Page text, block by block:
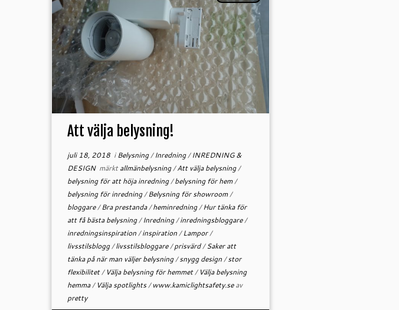
Att välja belysning!
juli 18, 2018iBelysning/Inredning/INREDNING &
DESIGN märktallmänbelysning/Att välja belysning/
belysning för att höja inredning/belysning för hem/
belysning för inredning/Belysning för showroom/
bloggare/Bra prestanda/heminredning/Hur tänka för
att få bästa belysning/Inredning/inredningsbloggare/
inredningsinspiration/inspiration/Lampor/
livsstilsblogg/livsstilsbloggare/prisvärd/Saker att
tänka på när man väljer belysning/snygg design/stor
flexibilitet/ Välja belysning för hemmet/ Välja belysning
hemma/ Välja spotlights/www.kamiclightsafety.seav
pretty